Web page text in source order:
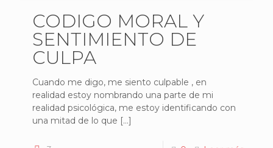
CODIGO MORAL Y
SENTIMIENTO DE
CULPA
Cuando me digo, me siento culpable , en
realidad estoy nombrando una parte de mi
realidad psicológica, me estoy identificando con
una mitad de lo que […]